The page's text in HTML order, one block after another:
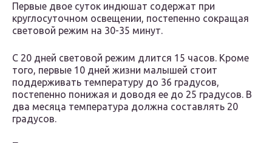
Первые двое суток индюшат содержат при
круглосуточном освещении, постепенно сокращая
световой режим на 30-35 минут.
С 20 дней световой режим длится 15 часов. Кроме
того, первые 10 дней жизни малышей стоит
поддерживать температуру до 36 градусов,
постепенно понижая и доводя ее до 25 градусов. В
два месяца температура должна составлять 20
градусов.